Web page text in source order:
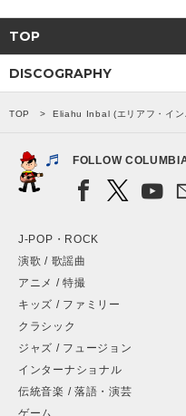
TOP
DISCOGRAPHY
TOP Eliahu Inbal (エリアフ・イ
FOLLOW
J-POP・ROCK
演歌 / 歌謡曲
アニメ / 特撮
キッズ / ファミリー
クラシック
ジャズ / フュージョン
インターナショナル
伝統音楽 / 落語・演芸
ゲーム